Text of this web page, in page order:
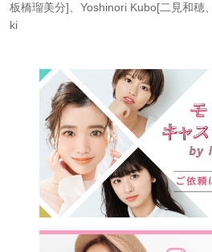
板橋瑠美分]、Yoshinori Kubo[二見和
ki